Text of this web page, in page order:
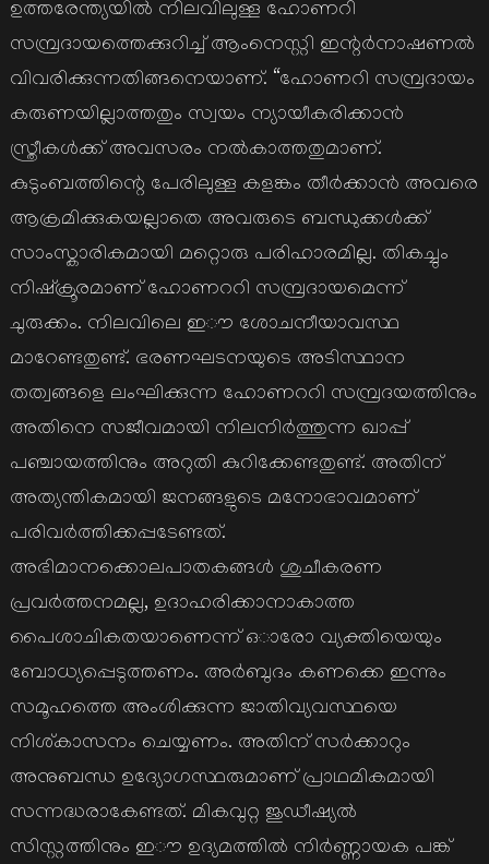
ഉത്തരേന്ത്യയിൽ നിലവിലുള്ള ഹോണറി
സമ്പ്രദായത്തെക്കുറിച്ച് ആംനെസ്റ്റി ഇന്റർനാഷണൽ
വിവരിക്കുന്നതിങ്ങനെയാണ്. “ഹോണറി സമ്പ്രദായം
കരുണയില്ലാത്തതും സ്വയം ന്യായീകരിക്കാൻ
സ്ത്രീകൾക്ക് അവസരം നൽകാത്തതുമാണ്.
കുടുംബത്തിന്റെ പേരിലുള്ള കളങ്കം തീർക്കാൻ അവരെ
ആക്രമിക്കുകയല്ലാതെ അവരുടെ ബന്ധുക്കൾക്ക്
സാംസ്കാരികമായി മറ്റൊരു പരിഹാരമില്ല. തികച്ചും
നിഷ്ക്രൂരമാണ് ഹോണററി സമ്പ്രദായമെന്ന്
ചുരുക്കം. നിലവിലെ ഇൗ ശോചനീയാവസ്ഥ
മാറേണ്ടതുണ്ട്. ഭരണഘടനയുടെ അടിസ്ഥാന
തത്വങ്ങളെ ലംഘിക്കുന്ന ഹോണററി സമ്പ്രദയത്തിനും
അതിനെ സജീവമായി നിലനിർത്തുന്ന ഖാപ്പ്
പഞ്ചായത്തിനും അറുതി കുറിക്കേണ്ടതുണ്ട്. അതിന്
അത്യന്തികമായി ജനങ്ങളുടെ മനോഭാവമാണ്
പരിവർത്തിക്കപ്പടേണ്ടത്.
അഭിമാനക്കൊലപാതകങ്ങൾ ശുചീകരണ
പ്രവർത്തനമല്ല, ഉദാഹരിക്കാനാകാത്ത
പൈശാചികതയാണെന്ന് ഒാരോ വ്യക്തിയെയും
ബോധ്യപ്പെടുത്തണം. അർബുദം കണക്കെ ഇന്നും
സമൂഹത്തെ അംശിക്കുന്ന ജാതിവ്യവസ്ഥയെ
നിശ്കാസനം ചെയ്യണം. അതിന് സർക്കാറും
അനുബന്ധ ഉദ്യോഗസ്ഥരുമാണ് പ്രാഥമികമായി
സന്നദ്ധരാകേണ്ടത്. മികവുറ്റ ജുഡീഷ്യൽ
സിസ്റ്റത്തിനും ഇൗ ഉദ്യമത്തിൽ നിർണ്ണായക പങ്ക്